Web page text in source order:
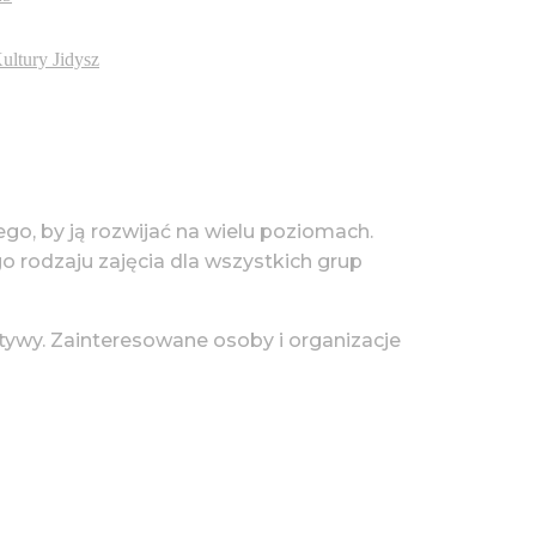
Jidysz
by ją rozwijać na wielu poziomach.
rodzaju zajęcia dla wszystkich grup
Zainteresowane osoby i organizacje